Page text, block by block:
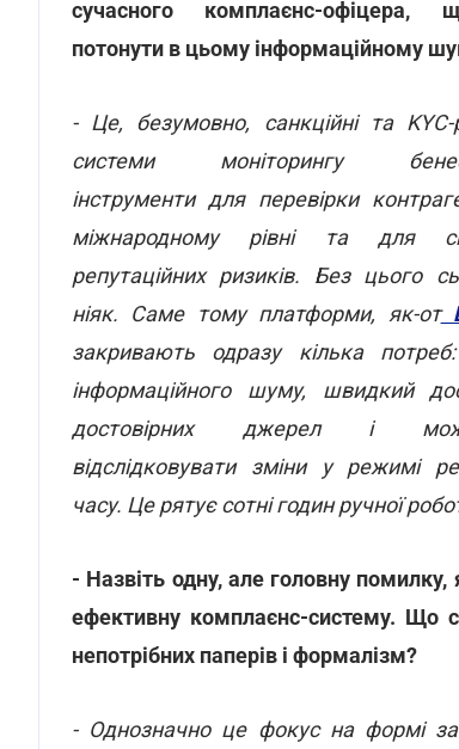
сучасного комплаєнс-
потонути в цьому інформаційному
- Це, безумовно, санкційні та KYC-
системи моніторингу
інструменти для перевірки
міжнародному рівні та для
репутаційних ризиків. Без цього
ніяк. Саме тому платформи, як-от
закривають одразу кілька
інформаційного шуму, швидкий
достовірних джерел і
відслідковувати зміни у режимі
часу. Це рятує сотні годин ручної
- Назвіть одну, але головну
ефективну комплаєнс-систему. Що
непотрібних паперів і формалізм?
- Однозначно це фокус на формі